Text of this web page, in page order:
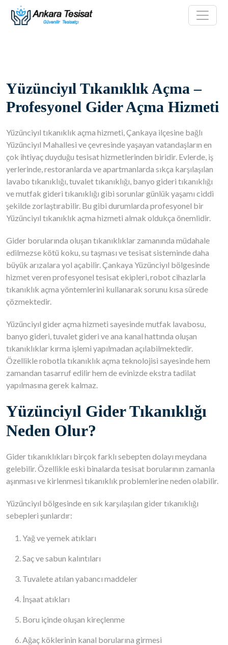
Yüzünciyıl Tıkanıklık Açma –
Profesyonel Gider Açma Hizmeti
Yüzünciyıl tıkanıklık açma hizmeti, Çankaya ilçesine bağlı
Yüzünciyıl Mahallesi ve çevresinde yaşayan vatandaşların en
çok ihtiyaç duyduğu tesisat hizmetlerinden biridir. Evlerde, iş
yerlerinde, restoranlarda ve apartmanlarda sıkça karşılaşılan
lavabo tıkanıklığı, tuvalet tıkanıklığı, banyo gideri tıkanıklığı
ve mutfak gideri tıkanıklığı gibi sorunlar günlük yaşamı ciddi
şekilde zorlaştırabilir. Bu gibi durumlarda profesyonel bir
Yüzünciyıl tıkanıklık açma hizmeti almak oldukça önemlidir.
Gider borularında oluşan tıkanıklıklar zamanında müdahale
edilmezse kötü koku, su taşması ve tesisat sisteminde daha
büyük arızalara yol açabilir. Çankaya Yüzünciyıl bölgesinde
hizmet veren profesyonel tesisat ekipleri, robot cihazlarla
tıkanıklık açma yöntemlerini kullanarak sorunu kısa sürede
çözmektedir.
Yüzünciyıl gider açma hizmeti sayesinde mutfak lavabosu,
banyo gideri, tuvalet gideri ve ana kanal hattında oluşan
tıkanıklıklar kırma işlemi yapılmadan açılabilmektedir.
Özellikle robotla tıkanıklık açma teknolojisi sayesinde hem
zamandan tasarruf edilir hem de evinizde ekstra tadilat
yapılmasına gerek kalmaz.
Yüzünciyıl Gider Tıkanıklığı
Neden Olur?
Gider tıkanıklıkları birçok farklı sebepten dolayı meydana
gelebilir. Özellikle eski binalarda tesisat borularının zamanla
aşınması ve kirlenmesi tıkanıklık problemlerine neden olabilir.
Yüzünciyıl bölgesinde en sık karşılaşılan gider tıkanıklığı
sebepleri şunlardır:
Yağ ve yemek atıkları
Saç ve sabun kalıntıları
Tuvalete atılan yabancı maddeler
İnşaat atıkları
Boru içinde oluşan kireçlenme
Ağaç köklerinin kanal borularına girmesi